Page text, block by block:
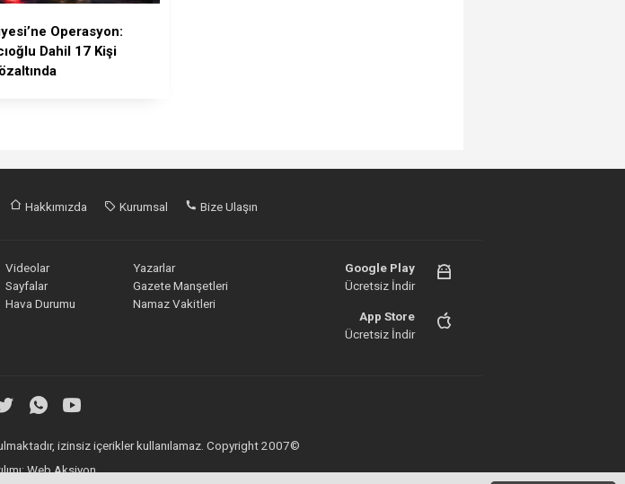
Operasyon:
Dahil 17 Kişi
Hakkımızda Kurumsal Bize Ulaşın
Videolar
Yazarlar
Sayfalar
Gazete Manşetleri
Hava Durumu Namaz Vakitleri
Google Play
Ücretsiz İndir
App Store
Ücretsiz İndir
izinsiz içerikler kullanılamaz. Copyright 2007©
Web Aksiyon